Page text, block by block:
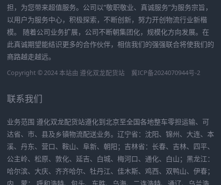
担，为您带来超值服务。公司以“敬职敬业、真诚服务”为服务宗旨，
以用户为服务中心，积极探索，不断创新，努力开创物流行业新楷
模。 随着公司业务扩展，公司不断朝集团化，规模化方向发展。在
此真诚期望能结识更多的合作伙伴，相信我们的强强联合将使我们的
商路越走越远。
Copyright © 2024 本站由 遵化双龙配货站 冀ICP备2024070944号-2
联系我们
业务范围 遵化双龙配货站遵化到北京至全国各地整车零担运输、可
达省、市、县及乡镇物流配送业务。辽宁省：沈阳、锦州、大连、本
溪、丹东、营口、鞍山、阜新、朝阳；吉林省：长春、吉林、四平、
公主岭、松原、敦化、延吉、白城、梅河口、通化、白山；黑龙江：
哈尔滨、大庆、齐齐哈尔、牡丹江、佳木斯、鸡西、双鸭山、伊春；